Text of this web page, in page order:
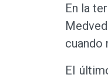
En la
cuando
El